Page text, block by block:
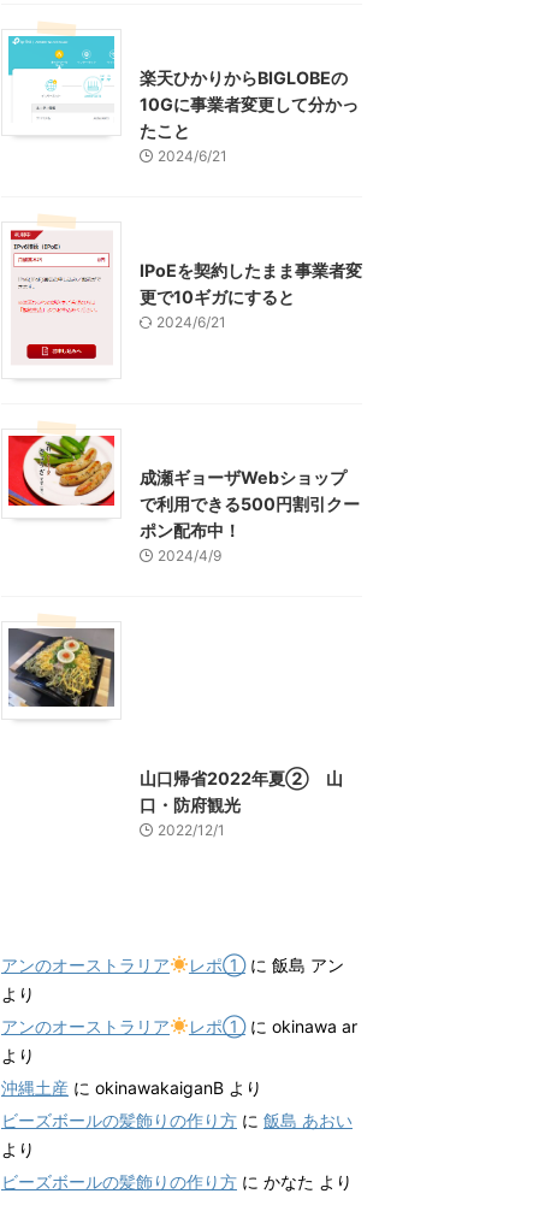
楽天ひかりからBIGLOBEの
10Gに事業者変更して分かっ
たこと
2024/6/21
IPoEを契約したまま事業者変
更で10ギガにすると
2024/6/21
成瀬ギョーザWebショップ
で利用できる500円割引クー
ポン配布中！
2024/4/9
山口帰省2022年夏② 山
口・防府観光
2022/12/1
アンのオーストラリア レポ①に 飯島 アン
より
アンのオーストラリア
レポ①に okinawa ar
より
沖縄土産 に okinawakaiganB より
ビーズボールの髪飾りの作り方 に 飯島 あおい
より
ビーズボールの髪飾りの作り方 に かなた より